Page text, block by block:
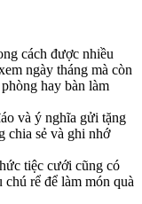
cách được nhiều
ngày tháng mà còn
hay bàn làm
và ý nghĩa gửi tặng
chia sẻ và ghi nhớ
tiệc cưới cũng có
rể để làm món quà